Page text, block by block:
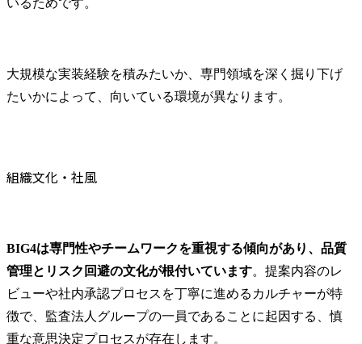
いるためです。
大規模な実装経験を積みたいか、専門領域を深く掘り下げ
たいかによって、向いている環境が異なります。
組織文化・社風
BIG4は専門性やチームワークを重視する傾向があり、品質
管理とリスク回避の文化が根付いています。提案内容のレ
ビューや社内承認プロセスを丁寧に進めるカルチャーが特
徴で、監査法人グループの一員であることに起因する、慎
重な意思決定プロセスが存在します。